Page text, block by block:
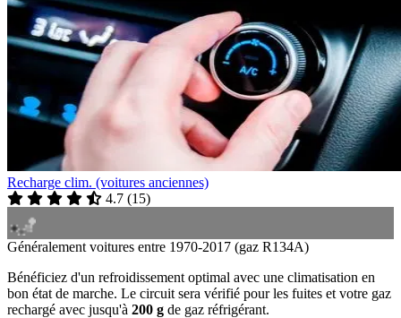
Recharge clim. (voitures anciennes)
4.7 (15)
Généralement voitures entre 1970-2017 (gaz R134A)
Bénéficiez d'un refroidissement optimal avec une climatisation en
bon état de marche. Le circuit sera vérifié pour les fuites et votre gaz
rechargé avec jusqu'à 200 g de gaz réfrigérant.